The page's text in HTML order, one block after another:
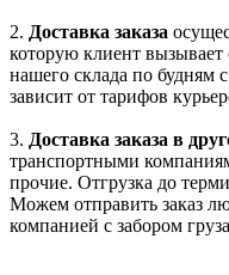
2. Доставка заказа
которую клиент вызывает
нашего склада по будням
зависит от тарифов
3. Доставка заказа в
транспортными
прочие. Отгрузка до
Можем отправить заказ
компанией с забором